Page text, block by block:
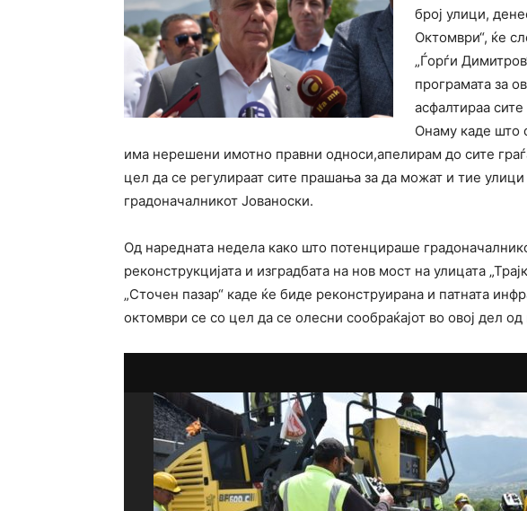
број улици,
Октомври“, ќе
„Ѓорѓи
програмата за
асфалтираа
Онаму каде што
има нерешени имотно правни односи,апелирам до сите
цел да се регулираат сите прашања за да можат и тие улици
градоначалникот Јованоски.
Од наредната недела како што потенцираше
реконструкцијата и изградбата на нов мост на улицата
„Сточен пазар“ каде ќе биде реконструирана и патната
октомври се со цел да се олесни сообраќајот во овој дел од